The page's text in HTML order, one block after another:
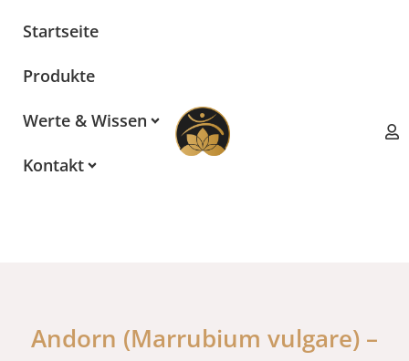
InhaltStartseite
Produkte
Werte & Wissen
Kontakt
Andorn (Marrubium vulgare) –